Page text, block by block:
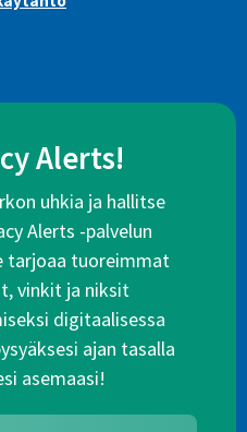
Alerts!
uhkia ja hallitse
Alerts -palvelun
tarjoaa tuoreimmat
vinkit ja niksit
digitaalisessa
ajan tasalla
asemaasi!